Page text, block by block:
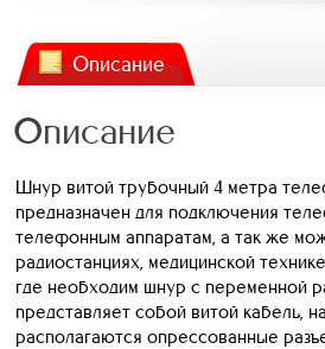
Описание
Описание
Шнур витой трубочный 4 метра
предназначен для подключения
телефонным аппаратам, а так же
радиостанциях, медицинской
где необходим шнур с переменной
представляет собой витой кабель,
располагаются опрессованные